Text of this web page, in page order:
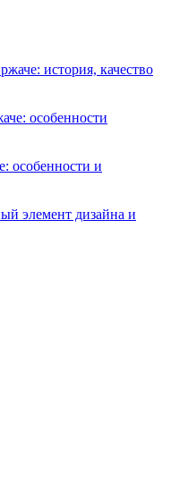
история, качество
особенности
особенности и
элемент дизайна и